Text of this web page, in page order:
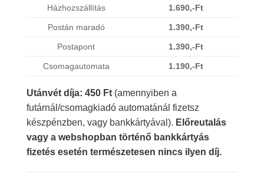
Házhozszállítás 1.690,-Ft
Postán maradó 1.390,-Ft
Postapont 1.390,-Ft
Csomagautomata 1.190,-Ft
Utánvét díja: 450 Ft (amennyiben a
futárnál/csomagkiadó automatánál fizetsz
készpénzben, vagy bankkártyával). Előreutalás
vagy a webshopban történő bankkártyás
fizetés esetén természetesen nincs ilyen díj.